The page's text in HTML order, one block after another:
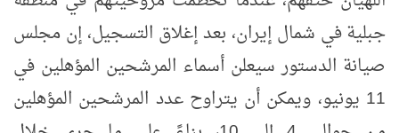
جبلية في شمال إيران، بعد إغلاق التسجيل، إن مجلس
صيانة الدستور سيعلن أسماء المرشحين المؤهلين في
11 يونيو، ويمكن أن يتراوح عدد المرشحين المؤهلين